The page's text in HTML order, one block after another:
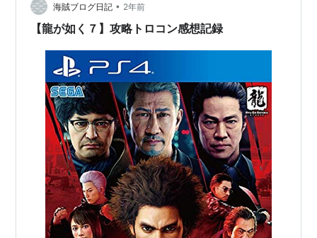
海賊ブログ日記 • 2年前
【龍が如く７】攻略トロコン感想記録